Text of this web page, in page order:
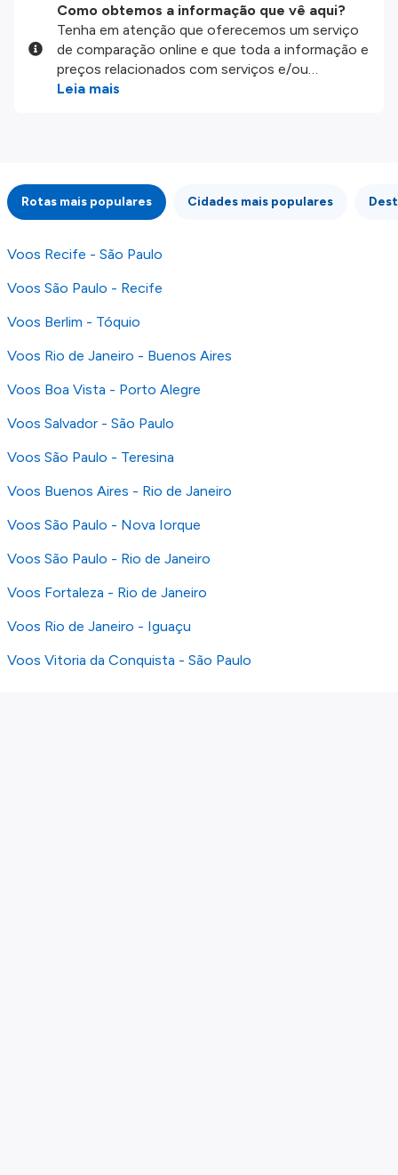
Como obtemos a informação que vê aqui?
Tenha em atenção que oferecemos um serviço
de comparação online e que toda a informação e
preços relacionados com serviços e/ou
produtos disponíveis no nosso website são
integridade ou pela precisão da informação
publicada, por isso verifique com atenção todas
as condições no website do parceiro antes de
os nossos Termos e Condições
Leia mais
Rotas mais populares Cidades mais populares
Voos Recife - São Paulo
Voos São Paulo - Recife
Voos Berlim - Tóquio
Voos Rio de Janeiro - Buenos Aires
Voos Boa Vista - Porto Alegre
Voos Salvador - São Paulo
Voos São Paulo - Teresina
Voos Buenos Aires - Rio de Janeiro
Voos São Paulo - Nova Iorque
Voos São Paulo - Rio de Janeiro
Voos Fortaleza - Rio de Janeiro
Voos Rio de Janeiro - Iguaçu
Voos Vitoria da Conquista - São Paulo